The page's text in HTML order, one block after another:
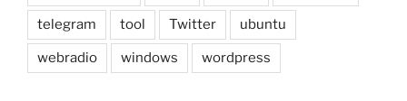
telegram tool Twitter ubuntu
webradio windows wordpress